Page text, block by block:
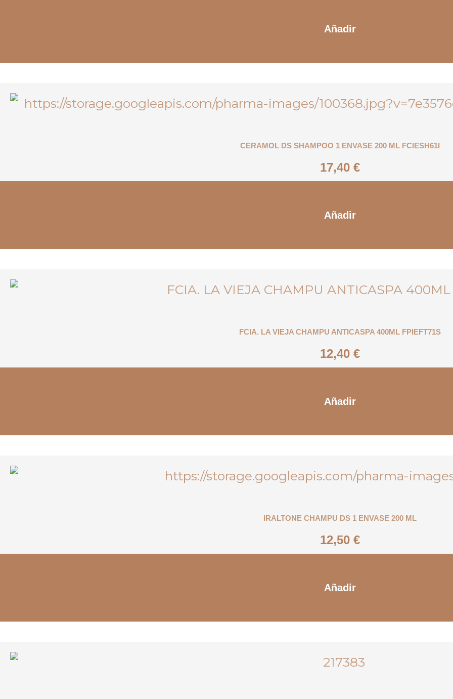
Añadir
CERAMOL DS SHAMPOO 1 ENVASE 200 ML FCIESH61I
17,40 €
Añadir
FCIA. LA VIEJA CHAMPU ANTICASPA 400ML FPIEFT71S
12,40 €
Añadir
IRALTONE CHAMPU DS 1 ENVASE 200 ML
12,50 €
Añadir